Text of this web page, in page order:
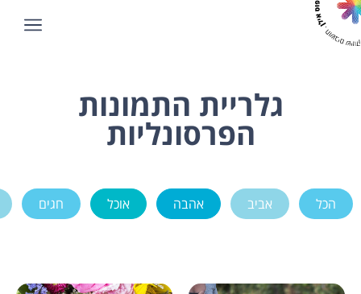
גלריית התמונות
הפרסונליות
הכל אביב אהבה אוכל חגים